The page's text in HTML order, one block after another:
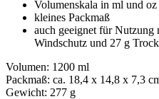
Volumenskala in ml und oz
kleines Packmaß
auch geeignet für Nutzung
Windschutz und 27 g
Volumen: 1200 ml
Packmaß: ca. 18,4 x 14,8 x 7,3
Gewicht: 277 g